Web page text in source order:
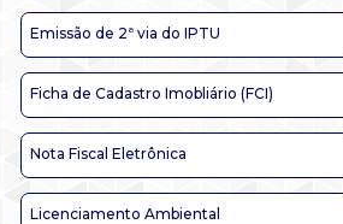
Emissão de 2ª via do IPTU
Ficha de Cadastro Imobliário (FCI)
Nota Fiscal Eletrônica
Licenciamento Ambiental